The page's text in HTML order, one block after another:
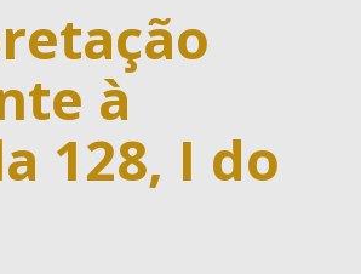
à
128, I do